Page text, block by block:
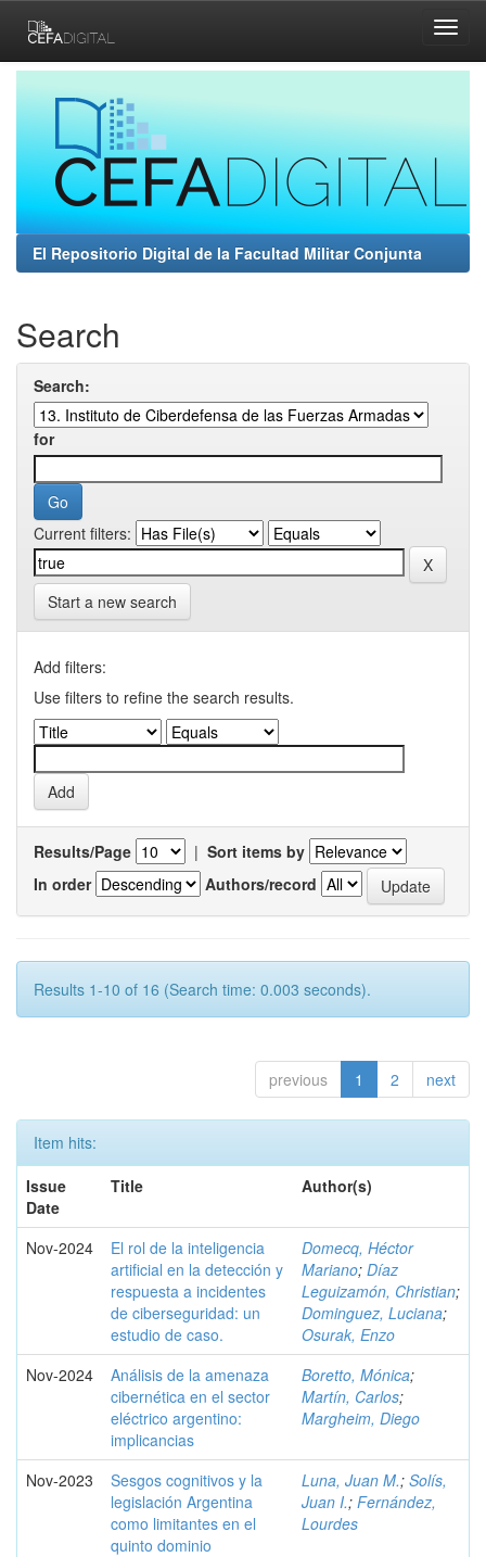
navigation
El Repositorio Digital de la Facultad Militar Conjunta
Search
Search:
for
Current filters:
Start a new search
Add filters:
Use filters to refine the search results.
Results/Page | Sort items by
In order
Authors/record
Results 1-10 of 16 (Search time: 0.003 seconds).
previous 1 2 next
Item hits:
Issue
Date
Title Author(s)
Nov-2024
El rol de la inteligencia
artificial en la detección y
respuesta a incidentes
de ciberseguridad: un
estudio de caso.
Domecq, Héctor
Mariano; Díaz
Leguizamón, Christian;
Dominguez, Luciana;
Osurak, Enzo
Nov-2024
Análisis de la amenaza
cibernética en el sector
eléctrico argentino:
implicancias
Boretto, Mónica;
Martín, Carlos;
Margheim, Diego
Nov-2023
Sesgos cognitivos y la
legislación Argentina
como limitantes en el
quinto dominio
Luna, Juan M.; Solís,
Juan I.; Fernández,
Lourdes